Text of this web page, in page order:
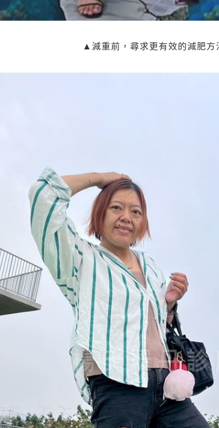
▲減重前，尋求更有效的減肥方